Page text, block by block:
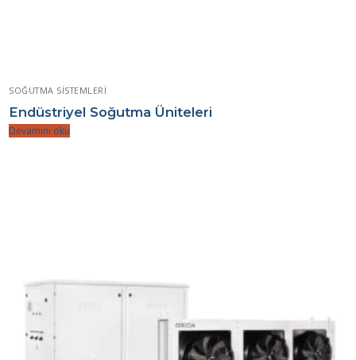
SOĞUTMA SISTEMLERI
Endüstriyel Soğutma Üniteleri
Devamını oku